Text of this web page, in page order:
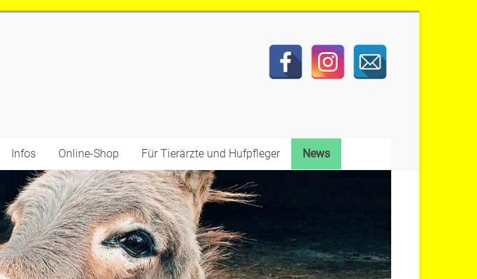
Infos Online-Shop Für Tierärzte und Hufpfleger News